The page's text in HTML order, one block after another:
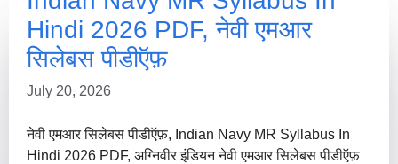
Hindi 2026 PDF, नेवी एमआर
सिलेबस पीडीऍफ़
July 20, 2026
नेवी एमआर सिलेबस पीडीऍफ़, Indian Navy MR Syllabus In
Hindi 2026 PDF, अग्निवीर इंडियन नेवी एमआर सिलेबस पीडीऍफ़